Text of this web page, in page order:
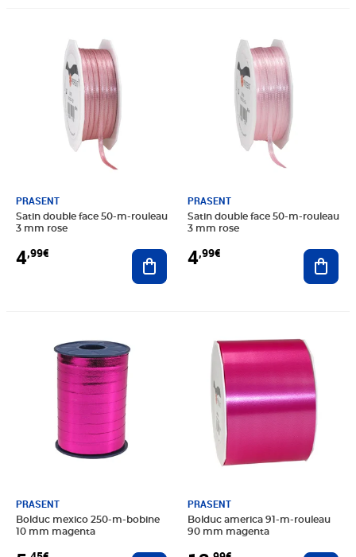
PRASENT
Satin double face 50-m-rouleau
3 mm rose
4,99€ Ajouter au panier
PRASENT
Satin double face 50-m-rouleau
3 mm rose
4,99€
PRASENT
Bolduc mexico 250-m-bobine
10 mm magenta
PRASENT
Bolduc america 91-m-rouleau
90 mm magenta